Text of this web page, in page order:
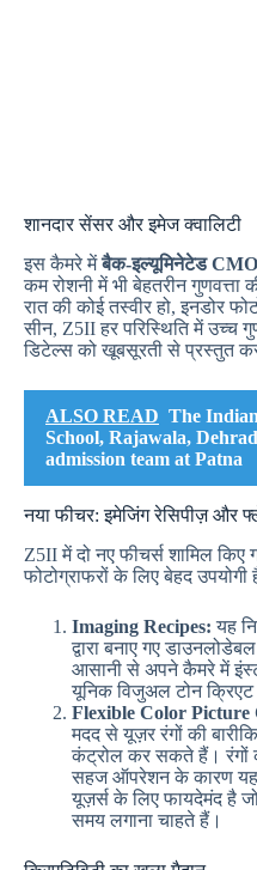
शानदार सेंसर और इमेज क्वालिटी
इस कैमरे मेंबैक-इल्यूमिनेटेड
कम रोशनी में भी बेहतरीन
रात की कोई तस्वीर हो, इनडोर
सीन, Z5II हर परिस्थिति में उच्च
डिटेल्स को खूबसूरती से प्रस्तुत
ALSO READ The
School, Rajawala,
admission team at Patna
नया फीचर: इमेजिंग रेसिपीज़ और
Z5II में दो नए फीचर्स शामिल किए
फोटोग्राफरों के लिए बेहद उपयोगी
Imaging Recipes: यह
द्वारा बनाए गए
आसानी से अपने कैमरे में
यूनिक विजुअल टोन
Flexible Color Picture
मदद से यूज़र रंगों की
कंट्रोल कर सकते हैं। रंगों
सहज ऑपरेशन के कारण यह
यूज़र्स के लिए फायदेमंद है
समय लगाना चाहते हैं।